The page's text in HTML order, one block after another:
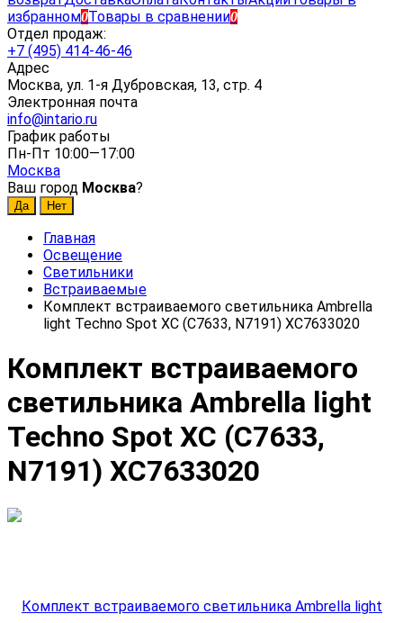
избранном0Товары в сравнении0
Отдел продаж:
+7 (495) 414-46-46
Адрес
Москва, ул. 1-я Дубровская, 13, стр. 4
Электронная почта
info@intario.ru
График работы
Пн-Пт 10:00—17:00
Москва
Ваш город Москва?
Главная
Освещение
Светильники
Встраиваемые
Комплект встраиваемого светильника Ambrella
light Techno Spot XC (C7633, N7191) XC7633020
Комплект встраиваемого
светильника Ambrella light
Techno Spot XC (C7633,
N7191) XC7633020